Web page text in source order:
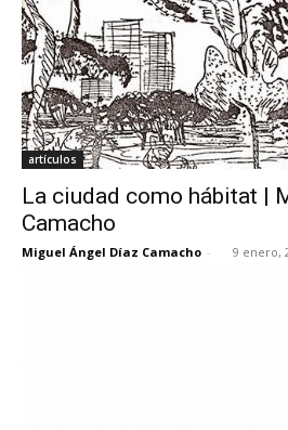
artículos
La ciudad como hábitat |
Camacho
Miguel Ángel Díaz Camacho - 9 enero,